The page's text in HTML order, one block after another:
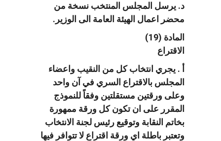
د. يرسل المجلس المنتخب نسخة من
محضر اعمال الهيئة العامة الى الوزير.
المادة (19)
الاقتراع
أ . يجري انتخاب كل من النقيب واعضاء
المجلس بالاقتراع السري في آن واحد
وعلى ورقتين مستقلتين وفقاً للنموذج
المقرر على ان تكون كل ورقة ممهورة
بخاتم النقابة وتوقيع رئيس لجنة الانتخاب
وتعتبر باطلة اي ورقة اقتراع لا تتوافر فيها